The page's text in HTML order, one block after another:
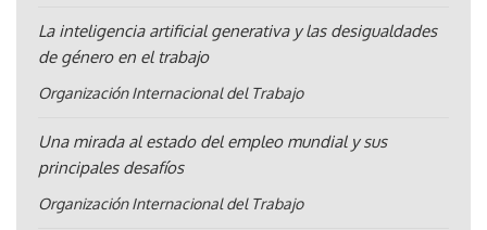
La inteligencia artificial generativa y las desigualdades
de género en el trabajo
Organización Internacional del Trabajo
Una mirada al estado del empleo mundial y sus
principales desafíos
Organización Internacional del Trabajo